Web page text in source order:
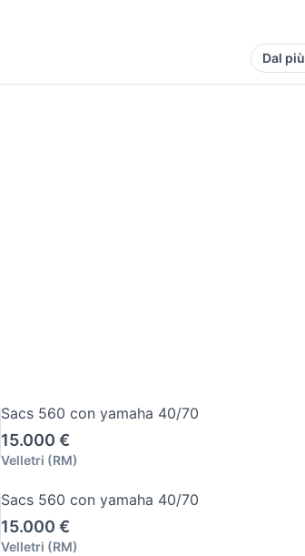
Dal
Sacs 560 con yamaha 40/70
15.000 €
Velletri (RM)
Sacs 560 con yamaha 40/70
15.000 €
Velletri (RM)